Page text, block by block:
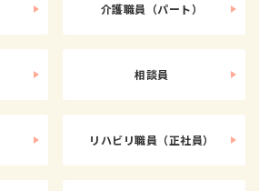
介護職員（パート）
相談員
リハビリ職員（正社員）